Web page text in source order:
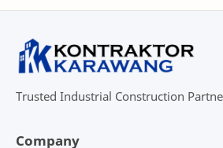
Trusted Industrial Construction
Company